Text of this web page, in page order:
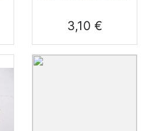
Prix
3,10 €